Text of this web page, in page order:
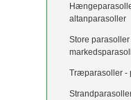
altanparasoller
Store parasoller
Træparasoller -